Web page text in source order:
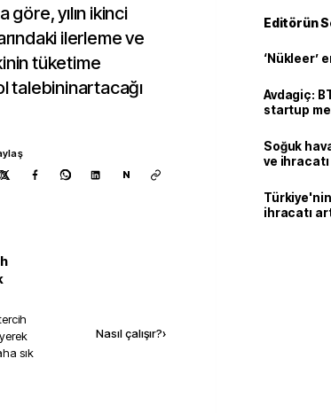
göre, yılın ikinci
ilerleme ve
tüketime
talebininartacağı
N
sık
Nasıl çalışır?›
Editörün
‘Nükleer’
Avdagiç:
startup
Soğuk
ve
ihracatı